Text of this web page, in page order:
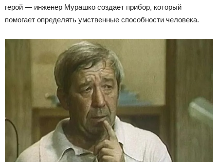
герой — инженер Мурашко создает прибор, который
помогает определять умственные способности человека.